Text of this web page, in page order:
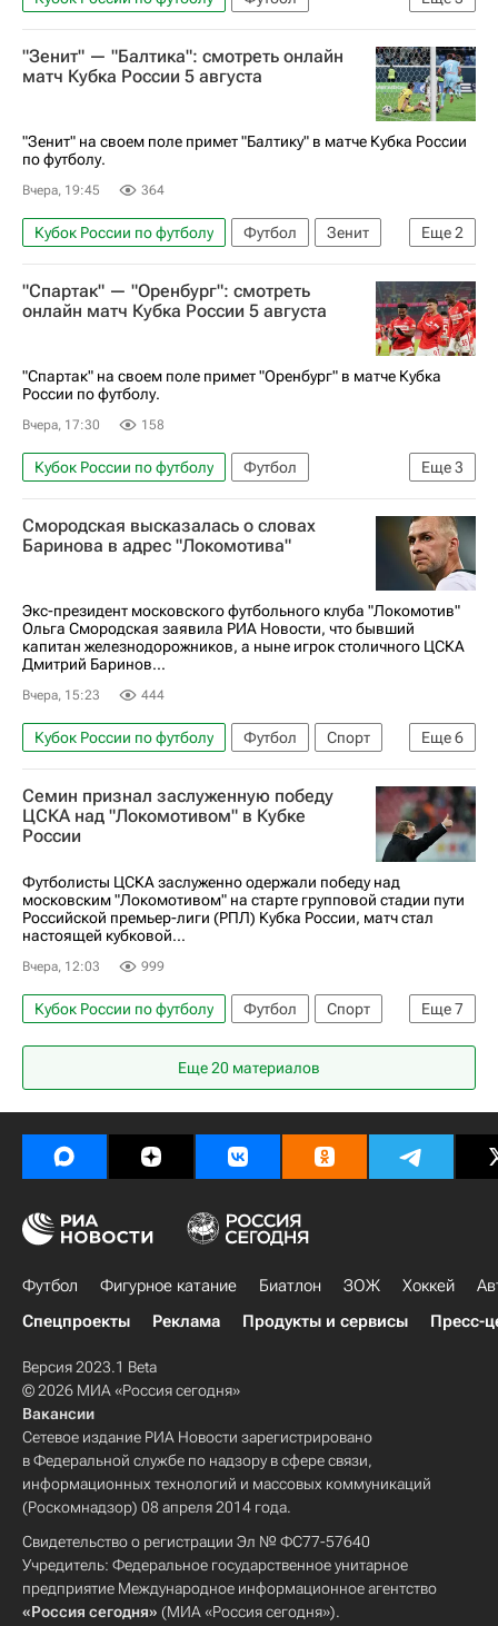
Краснодар
Ахмат Кинопоиск
"Зенит" — "Балтика": смотреть онлайн
матч Кубка России 5 августа
"Зенит" на своем поле примет "Балтику" в матче Кубка России
по футболу.
Вчера, 19:45 364
Еще2
Кубок России по футболу Футбол
Зенит
Балтика
Кинопоиск
"Спартак" — "Оренбург": смотреть
онлайн матч Кубка России 5 августа
"Спартак" на своем поле примет "Оренбург" в матче Кубка
России по футболу.
Вчера, 17:30 158
Еще3
Кубок России по футболу
Футбол
Спартак Москва
Оренбург Кинопоиск
Смородская высказалась о словах
Баринова в адрес "Локомотива"
Экс-президент московского футбольного клуба "Локомотив"
Ольга Смородская заявила РИА Новости, что бывший
капитан железнодорожников, а ныне игрок столичного ЦСКА
Дмитрий Баринов...
Вчера, 15:23 444
Еще6
Кубок России по футболу Футбол
Спорт
Ольга Смородская
Локомотив (Москва)
Дмитрий Баринов
ПФК ЦСКА
Ахмат
РПЛ 2026-2027 (Чемпионат России по футболу)
Семин признал заслуженную победу
ЦСКА над "Локомотивом" в Кубке
России
Футболисты ЦСКА заслуженно одержали победу над
московским "Локомотивом" на старте групповой стадии пути
Российской премьер-лиги (РПЛ) Кубка России, матч стал
настоящей кубковой...
Вчера, 12:03 999
Еще7
Кубок России по футболу Футбол
Спорт
Россия
Москва
Юрий Семин
Локомотив (Москва)
РПЛ 2026-2027 (Чемпионат России по футболу)
Еще 20 материалов
Футбол Фигурное катание Биатлон ЗОЖ Хоккей
Спецпроекты
Реклама Продукты и сервисы Пресс-
Версия 2023.1 Beta
© 2026 МИА «Россия сегодня»
Вакансии
Сетевое издание РИА Новости зарегистрировано
в Федеральной службе по надзору в сфере связи,
информационных технологий и массовых коммуникаций
(Роскомнадзор) 08 апреля 2014 года.
Свидетельство о регистрации Эл № ФС77-57640
Учредитель: Федеральное государственное унитарное
предприятие Международное информационное агентство
«Россия сегодня» (МИА «Россия сегодня»).